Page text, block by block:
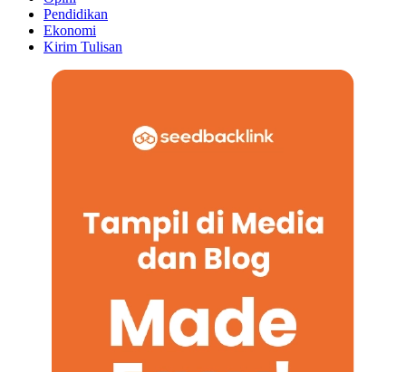
Pendidikan
Ekonomi
Kirim Tulisan